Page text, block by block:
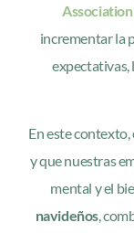
incrementar la
expectativas,
En este
y que nuestras
mental y el
navideños,